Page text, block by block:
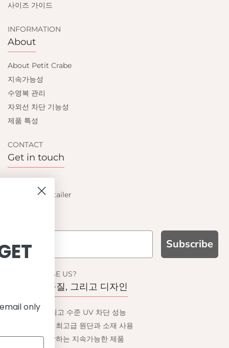
사이즈 가이드
INFORMATION
About
About Petit Crabe
지속가능성
수영복 관리
자외선 차단 기능성
제품 특성
CONTACT
Get in touch
Become a retailer
Subscribe
WHY CHOOSE US?
기능성과 품질, 그리고 디자인
UPF 50+ 최고 수준 UV 차단 성능
이탈리아산 최고급 원단과 소재 사용
환경을 생각하는 지속가능한 제품
SIGN UP AND GET
10% OFF
on your first order and get email only
offers when you join.